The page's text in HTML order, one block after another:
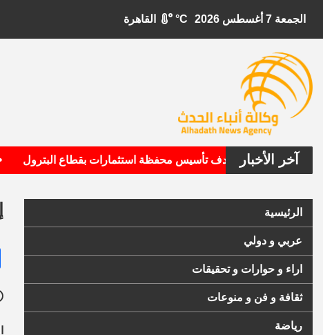
الجمعة 7 أغسطس 2026 °C
آخر الأخبار
الأمريكية تستهدف تأسيس محفظة استثمارات بقطاع البترول
الرئيسية
عربي و دولي
اراء و حوارات و تحقيقات
ثقافة و فن و منوعات
رياضة